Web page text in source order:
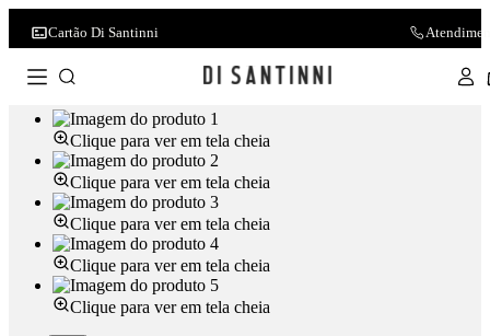
Cartão Di Santinni
Clique para ver em tela cheia
Clique para ver em tela cheia
Clique para ver em tela cheia
Clique para ver em tela cheia
Clique para ver em tela cheia